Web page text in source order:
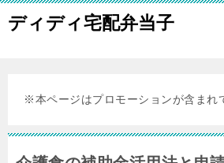
ディディ宅配弁当子
※本ページはプロモーションが含まれ